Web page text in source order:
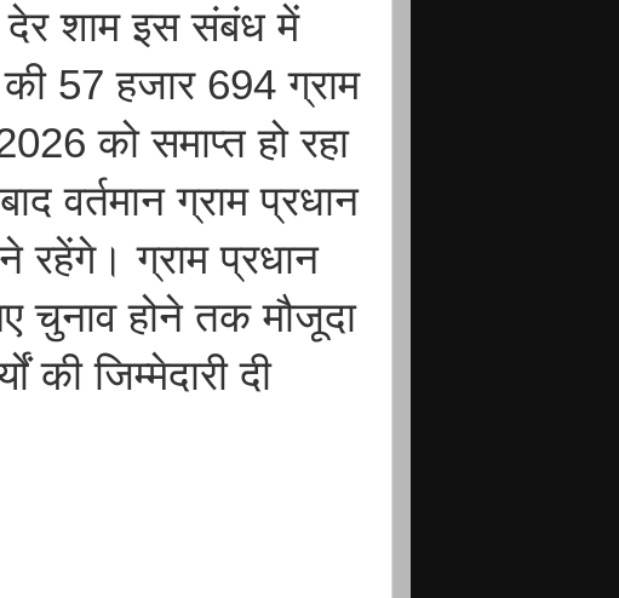
देर शाम इस संबंध में
57 हजार 694 ग्राम
को समाप्त हो रहा
वर्तमान ग्राम प्रधान
रहेंगे। ग्राम प्रधान
चुनाव होने तक मौजूदा
की जिम्मेदारी दी